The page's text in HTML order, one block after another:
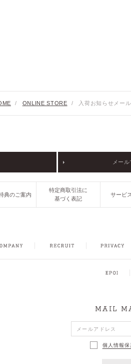
/ ONLINE STORE / 入荷お知らせメー
メー
典のご案内
特定商取引法に
基づく表記
サービ
CONTACT SITEMAP
MAIL
個人情報